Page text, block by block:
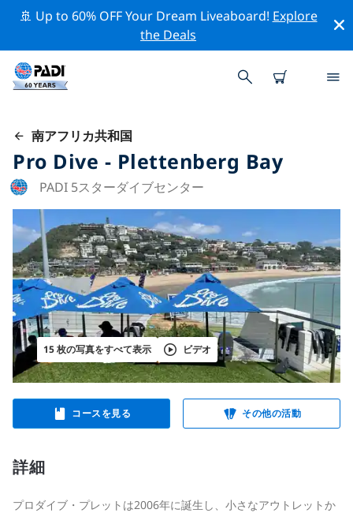
🚢 Up to 60% OFF Your Dream Liveaboard! Explore
the Deals
南アフリカ共和国
Pro Dive - Plettenberg Bay
PADI 5スターダイブセンター
15 枚の写真をすべて表示 ビデオ
コースを見る その他の活動
詳細
プロダイブ・プレットは2006年に誕生し、小さなアウトレットか